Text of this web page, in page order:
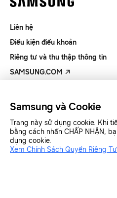
Liên hệ
Điều kiện điều khoản
Riêng tư và thu thập thông tin
SAMSUNG.COM
Samsung Việt Nam
Samsung và Cookie
Trang này sử dụng cookie. Khi
bằng cách nhấn CHẤP NHẬN,
dụng cookie.
Xem Chính Sách Quyền Riêng